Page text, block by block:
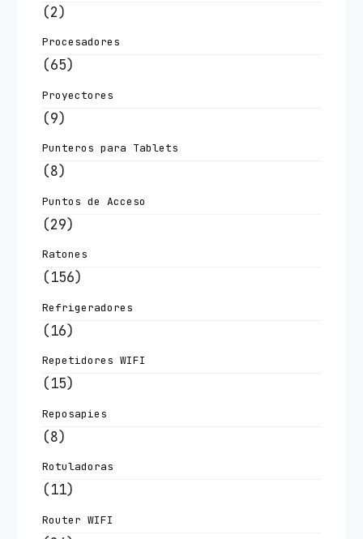
(2)
Procesadores
(65)
Proyectores
(9)
Punteros para Tablets
(8)
Puntos de Acceso
(29)
Ratones
(156)
Refrigeradores
(16)
Repetidores WIFI
(15)
Reposapies
(8)
Rotuladoras
(11)
Router WIFI